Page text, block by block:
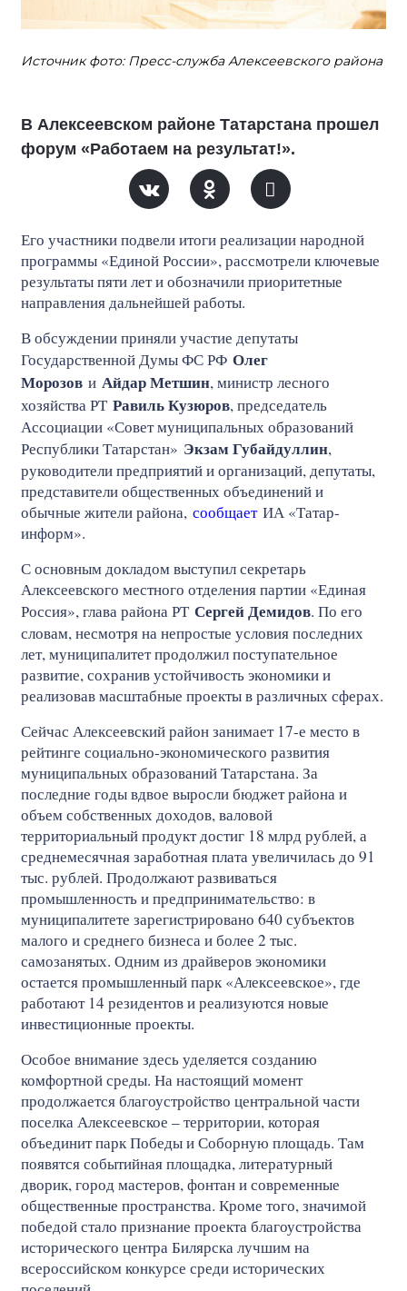
Источник фото: Пресс-служба Алексеевского района
В Алексеевском районе Татарстана прошел
форум «Работаем на результат!».
Его участники подвели итоги реализации народной
программы «Единой России», рассмотрели ключевые
результаты пяти лет и обозначили приоритетные
направления дальнейшей работы.
В обсуждении приняли участие депутаты
Государственной Думы ФС РФ Олег
Морозов и Айдар Метшин, министр лесного
хозяйства РТ Равиль Кузюров, председатель
Ассоциации «Совет муниципальных образований
Республики Татарстан» Экзам Губайдуллин,
руководители предприятий и организаций, депутаты,
представители общественных объединений и
обычные жители района, сообщаетИА «Татар-
информ».
С основным докладом выступил секретарь
Алексеевского местного отделения партии «Единая
Россия», глава района РТ Сергей Демидов. По его
словам, несмотря на непростые условия последних
лет, муниципалитет продолжил поступательное
развитие, сохранив устойчивость экономики и
реализовав масштабные проекты в различных сферах.
Сейчас Алексеевский район занимает 17-е место в
рейтинге социально-экономического развития
муниципальных образований Татарстана. За
последние годы вдвое выросли бюджет района и
объем собственных доходов, валовой
территориальный продукт достиг 18 млрд рублей, а
среднемесячная заработная плата увеличилась до 91
тыс. рублей. Продолжают развиваться
промышленность и предпринимательство: в
муниципалитете зарегистрировано 640 субъектов
малого и среднего бизнеса и более 2 тыс.
самозанятых. Одним из драйверов экономики
остается промышленный парк «Алексеевское», где
работают 14 резидентов и реализуются новые
инвестиционные проекты.
Особое внимание здесь уделяется созданию
комфортной среды. На настоящий момент
продолжается благоустройство центральной части
поселка Алексеевское – территории, которая
объединит парк Победы и Соборную площадь. Там
появятся событийная площадка, литературный
дворик, город мастеров, фонтан и современные
общественные пространства. Кроме того, значимой
победой стало признание проекта благоустройства
исторического центра Билярска лучшим на
всероссийском конкурсе среди исторических